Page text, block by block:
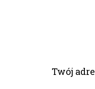
Twój